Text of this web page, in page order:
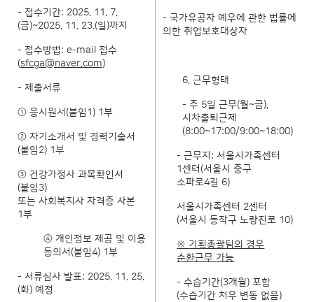
- 접수기간: 2025. 11. 7.
(금)~2025. 11. 23.(일)까지
- 접수방법: e-mail 접수
(sfcga@naver.com)
- 제출서류
① 응시원서(붙임1) 1부
② 자기소개서 및 경력기술서
(붙임2) 1부
③ 건강가정사 과목확인서
(붙임3)
또는 사회복지사 자격증 사본
1부
④ 개인정보 제공 및 이용
동의서(붙임4) 1부
- 서류심사 발표: 2025. 11. 25.
(화) 예정
- 국가유공자 예우에 관한 법률에
의한 취업보호대상자
6. 근무형태
- 주 5일 근무(월~금),
시차출퇴근제
(8:00~17:00/9:00~18:00)
- 근무지: 서울시가족센터
1센터(서울시 중구
소파로4길 6)
서울시가족센터 2센터
(서울시 동작구 노량진로 10)
※ 기획총괄팀의 경우
순환근무 가능
- 수습기간(3개월) 포함
(수습기간 처우 변동 없음)